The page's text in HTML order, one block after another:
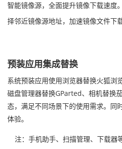
智能镜像源，全面提升镜像下载速度
择邻近镜像源地址，加速镜像文件下载
预装应用集成替换
系统预装应用使用浏览器替换火狐浏
磁盘管理器替换GParted、相机替换
态，满足不同场景下的使用需求。同
体验。
注：手机助手、扫描管理、下载器